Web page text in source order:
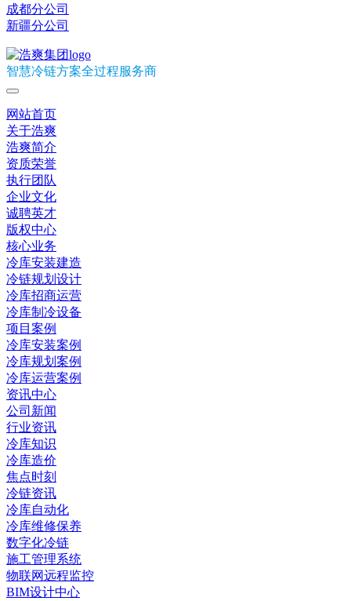
成都分公司
新疆分公司
智慧冷链方案全过程服务商
网站首页
关于浩爽
浩爽简介
资质荣誉
执行团队
企业文化
诚聘英才
版权中心
核心业务
冷库安装建造
冷链规划设计
冷库招商运营
冷库制冷设备
项目案例
冷库安装案例
冷库规划案例
冷库运营案例
资讯中心
公司新闻
行业资讯
冷库知识
冷库造价
焦点时刻
冷链资讯
冷库自动化
冷库维修保养
数字化冷链
施工管理系统
物联网远程监控
BIM设计中心